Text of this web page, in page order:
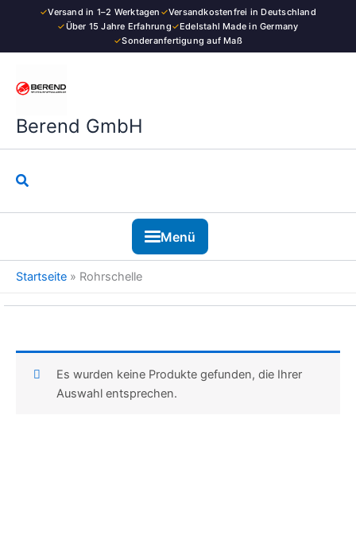
✓Versand in 1–2 Werktagen ✓Versandkostenfrei in Deutschland
✓Über 15 Jahre Erfahrung✓Edelstahl Made in Germany
✓Sonderanfertigung auf Maß
Berend GmbH
Suchen
Menü
Startseite » Rohrschelle
Es wurden keine Produkte gefunden, die Ihrer
Auswahl entsprechen.